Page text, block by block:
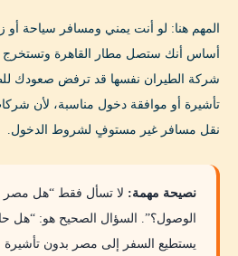
المهم هنا: لو أنت يمني ومسافر سياحة أو
أساس أنك ستصل مطار القاهرة وتستخرج
شركة الطيران نفسها قد ترفض صعودك
تأشيرة أو موافقة دخول مناسبة، لأن
نقل مسافر غير مستوفٍ لشروط الدخول.
نصيحة مهمة: لا تسأل فقط “هل مصر
الوصول؟”. السؤال الصحيح هو: “هل
يستطيع السفر إلى مصر بدون تأشيرة